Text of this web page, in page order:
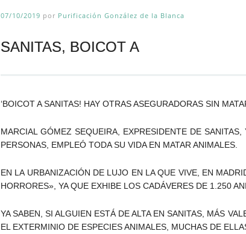
07/10/2019 por Purificación González de la Blanca
SANITAS, BOICOT A
‘BOICOT A SANITAS! HAY OTRAS ASEGURADORAS SIN
MARCIAL GÓMEZ SEQUEIRA, EXPRESIDENTE DE
PERSONAS, EMPLEÓ TODA SU VIDA EN MATAR ANIMALES.
EN LA URBANIZACIÓN DE LUJO EN LA QUE VIVE, EN
HORRORES», YA QUE EXHIBE LOS CADÁVERES DE 1.250
YA SABEN, SI ALGUIEN ESTÁ DE ALTA EN SANITAS, MÁS
EL EXTERMINIO DE ESPECIES ANIMALES, MUCHAS DE